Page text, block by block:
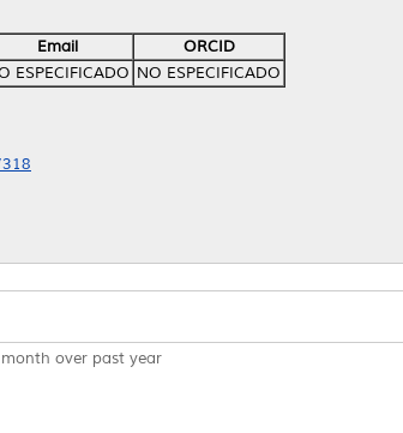
Email
ORCID
ESPECIFICADO NO ESPECIFICADO
over past year